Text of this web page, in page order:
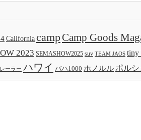
California campCamp Goods
2023 SEMASHOW2025 suv TEAM JAOS tiny
ーラー ハワイ バハ1000 ホノルル ポルシ